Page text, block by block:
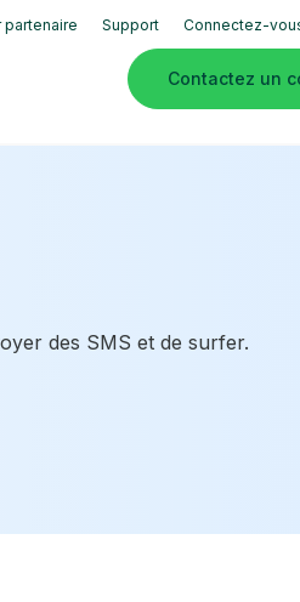
partenaire Support Connectez-
Contactez un
des SMS et de surfer.